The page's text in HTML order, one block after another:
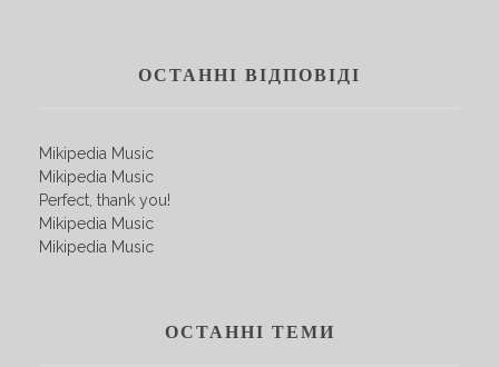
ОСТАННІ ВІДПОВІДІ
Mikipedia Music
Mikipedia Music
Perfect, thank you!
Mikipedia Music
Mikipedia Music
ОСТАННІ ТЕМИ